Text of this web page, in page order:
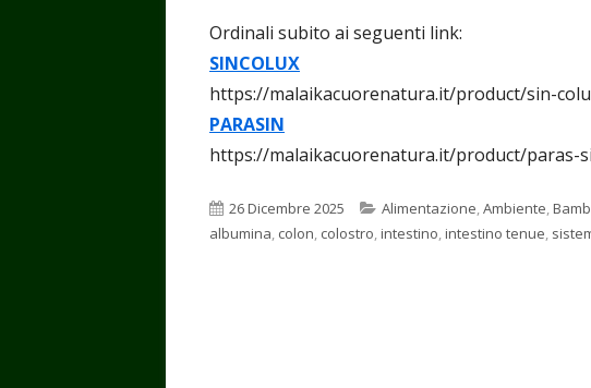
Ordinali subito ai seguenti link:
SINCOLUX
https://malaikacuorenatura.it/product/sin-
PARASIN
https://malaikacuorenatura.it/product/paras-
Pubblicato
26 Dicembre 2025 Categorie
Alimentazione,Ambiente,
albumina, colon, colostro,intestino,intestino tenue,